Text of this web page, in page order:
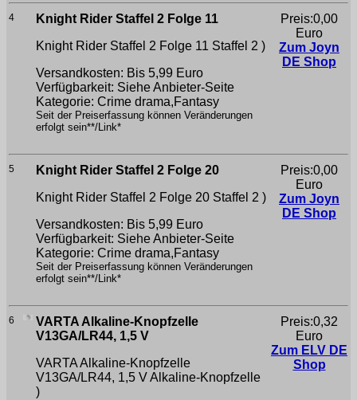
4
Knight Rider Staffel 2 Folge 11
Knight Rider Staffel 2 Folge 11 Staffel 2 )
Versandkosten: Bis 5,99 Euro
Verfügbarkeit: Siehe Anbieter-Seite
Kategorie: Crime drama,Fantasy
Seit der Preiserfassung können Veränderungen
erfolgt sein**/Link*
Preis:0,00
Euro
Zum Joyn
DE Shop
5
Knight Rider Staffel 2 Folge 20
Knight Rider Staffel 2 Folge 20 Staffel 2 )
Versandkosten: Bis 5,99 Euro
Verfügbarkeit: Siehe Anbieter-Seite
Kategorie: Crime drama,Fantasy
Seit der Preiserfassung können Veränderungen
erfolgt sein**/Link*
Preis:0,00
Euro
Zum Joyn
DE Shop
6
VARTA Alkaline-Knopfzelle
V13GA/LR44, 1,5 V
VARTA Alkaline-Knopfzelle
V13GA/LR44, 1,5 VAlkaline-Knopfzelle
)
Preis:0,32
Euro
Zum ELV DE
Shop